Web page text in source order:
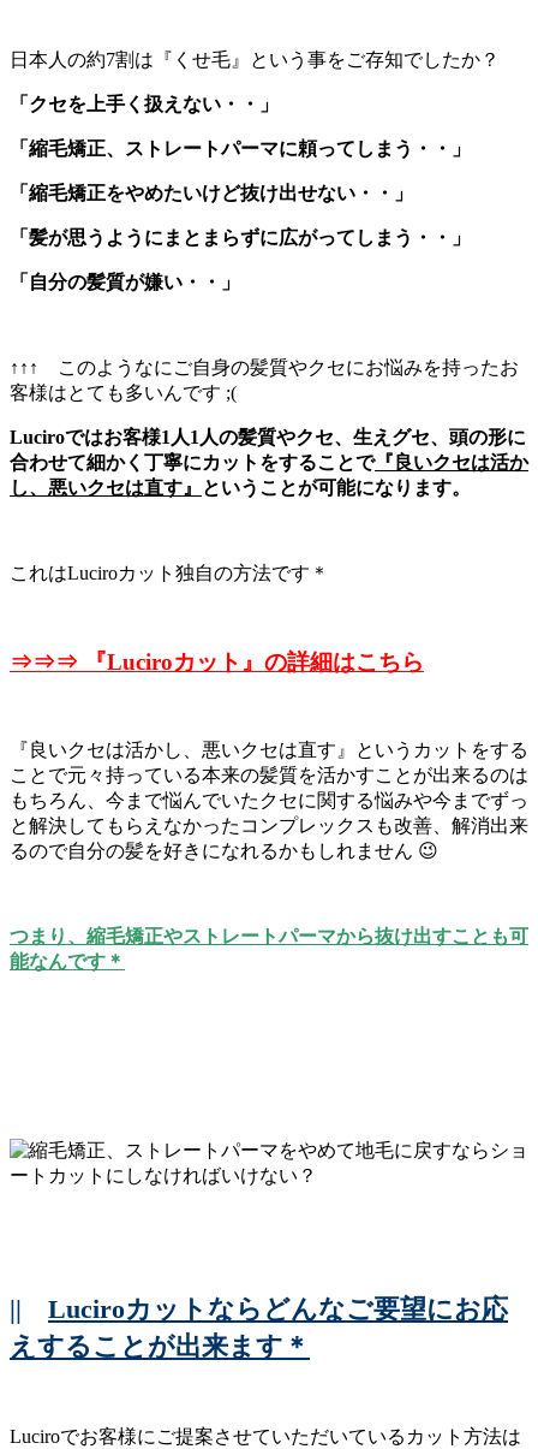
日本人の約7割は『くせ毛』という事をご存知でしたか？
「クセを上手く扱えない・・」
「縮毛矯正、ストレートパーマに頼ってしまう・・」
「縮毛矯正をやめたいけど抜け出せない・・」
「髪が思うようにまとまらずに広がってしまう・・」
「自分の髪質が嫌い・・」
↑↑↑ このようなにご自身の髪質やクセにお悩みを持ったお
客様はとても多いんです ;(
Luciroではお客様1人1人の髪質やクセ、生えグセ、頭の形に
合わせて細かく丁寧にカットをすることで『良いクセは活か
し、悪いクセは直す』
ということが可能になります。
これはLuciroカット独自の方法です＊
⇒⇒⇒ 『Luciroカット』の詳細はこちら
『良いクセは活かし、悪いクセは直す』というカットをする
ことで元々持っている本来の髪質を活かすことが出来るのは
もちろん、今まで悩んでいたクセに関する悩みや今までずっ
と解決してもらえなかったコンプレックスも改善、解消出来
るので自分の髪を好きになれるかもしれません 😉
つまり、縮毛矯正やストレートパーマから抜け出すことも可
能なんです＊
|| Luciroカットならどんなご要望にお応
えすることが出来ます＊
Luciroでお客様にご提案させていただいているカット方法は